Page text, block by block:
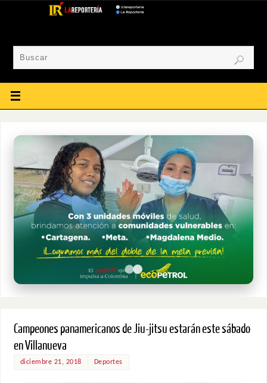
Campeones panamericanos de Jiu-jitsu estarán este sábado
en Villanueva
diciembre 21, 2018 Deportes